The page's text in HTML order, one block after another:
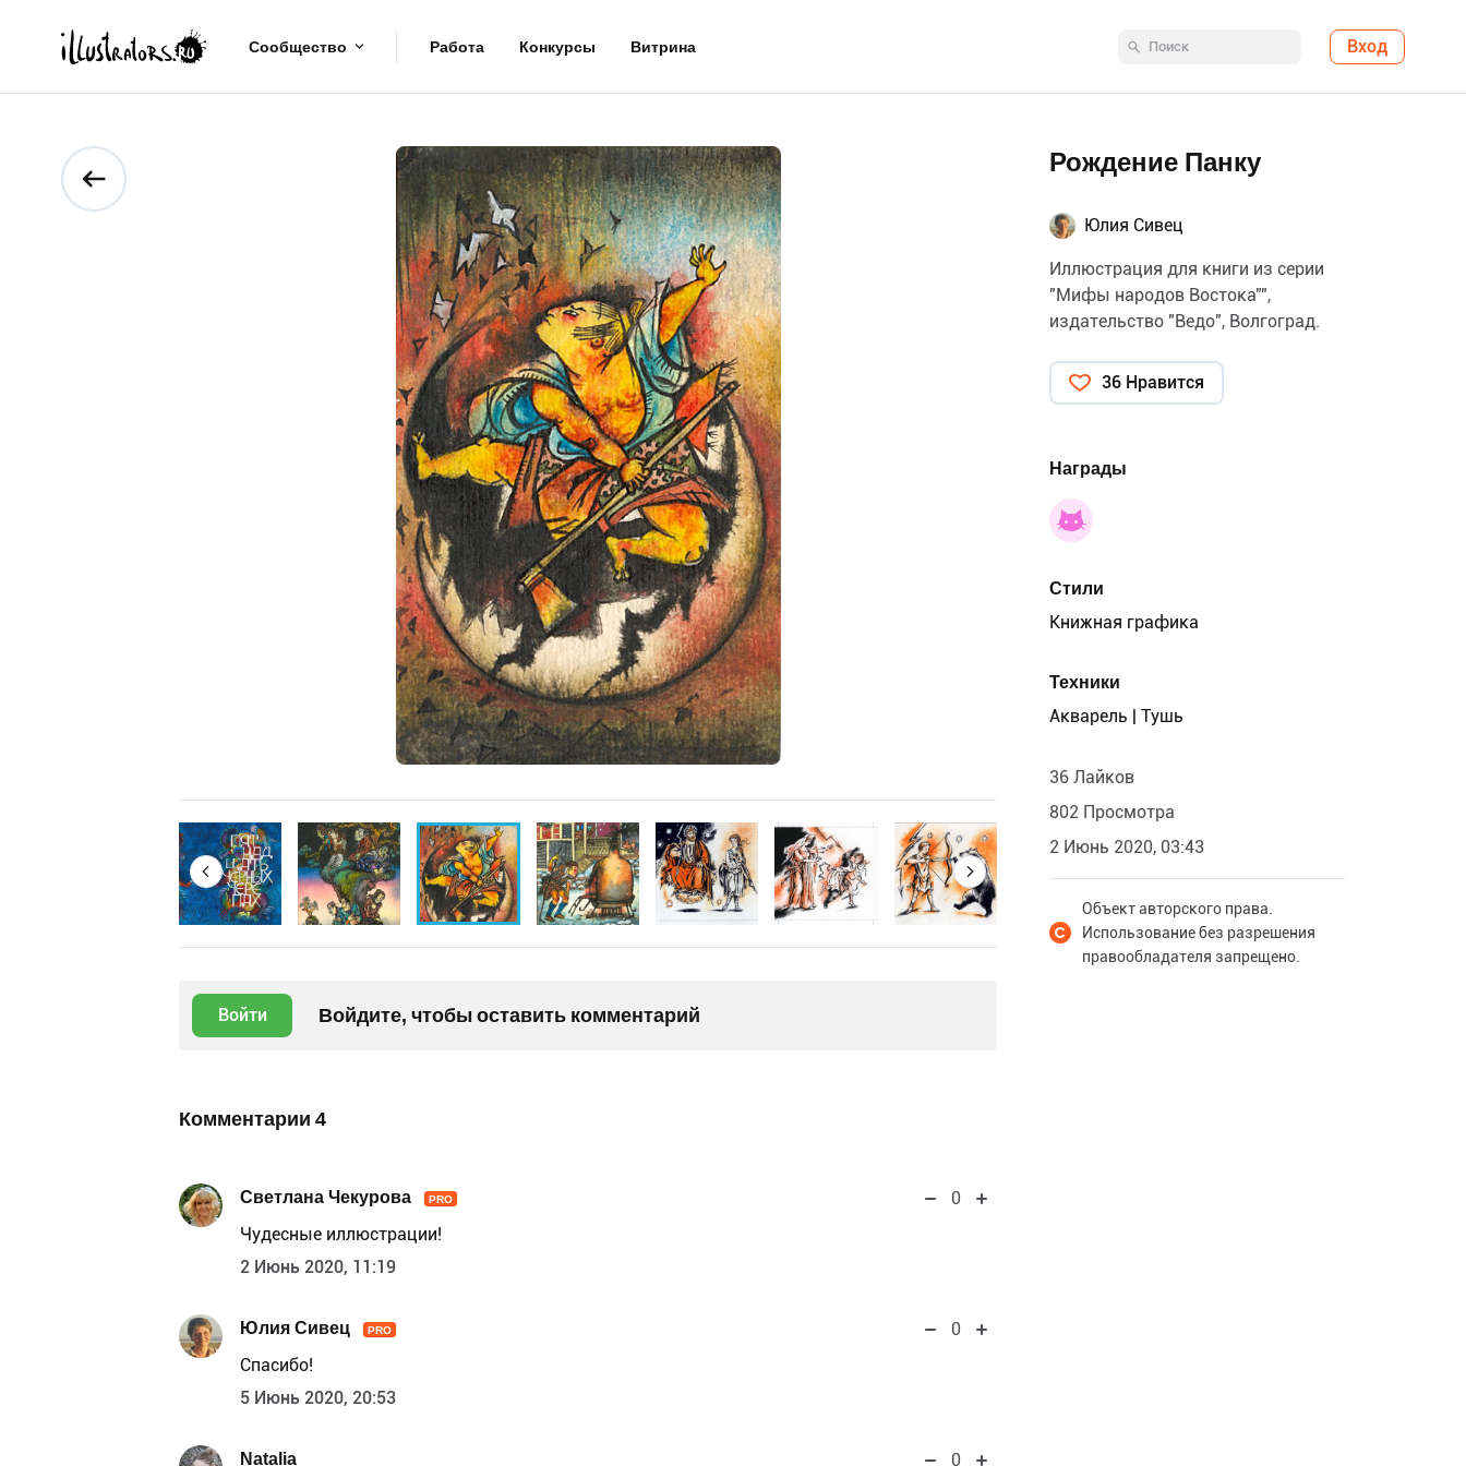
Сообщество Работа Конкурсы Витрина Вход
Войти Войдите, чтобы оставить комментарий
Комментарии 4
Светлана Чекурова PRO
0
Чудесные иллюстрации!
2 Июнь 2020, 11:19
Юлия Сивец PRO
0
Спасибо!
5 Июнь 2020, 20:53
Natalia 0
Рождение Панку
Юлия Сивец
Иллюстрация для книги из серии
"Мифы народов Востока"",
издательство "Ведо", Волгоград.
36 Нравится
Награды
Стили
Книжная графика
Техники
Акварель | Тушь
36 Лайков
802 Просмотра
2 Июнь 2020, 03:43
Объект авторского права.
Использование без разрешения
правообладателя запрещено.